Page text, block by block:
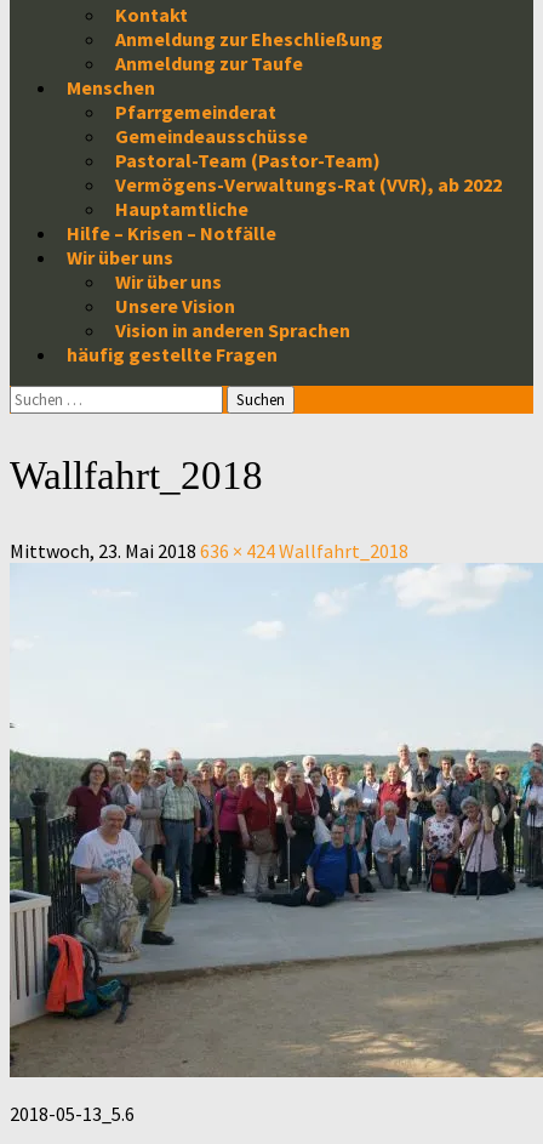
Kontakt
Anmeldung zur Eheschließung
Anmeldung zur Taufe
Menschen
Pfarrgemeinderat
Gemeindeausschüsse
Pastoral-Team (Pastor-Team)
Vermögens-Verwaltungs-Rat (VVR), ab 2022
Hauptamtliche
Hilfe – Krisen – Notfälle
Wir über uns
Wir über uns
Unsere Vision
Vision in anderen Sprachen
häufig gestellte Fragen
Suchen
nach:
Wallfahrt_2018
Mittwoch, 23. Mai 2018 636 × 424Wallfahrt_2018
2018-05-13_5.6